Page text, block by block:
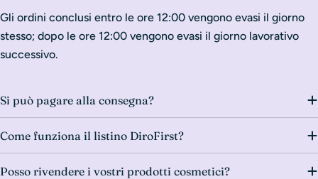
Gli ordini conclusi entro le ore 12:00 vengono evasi il giorno
stesso; dopo le ore 12:00 vengono evasi il giorno lavorativo
successivo.
Si può pagare alla consegna?
Come funziona il listino DiroFirst?
Posso rivendere i vostri prodotti cosmetici?